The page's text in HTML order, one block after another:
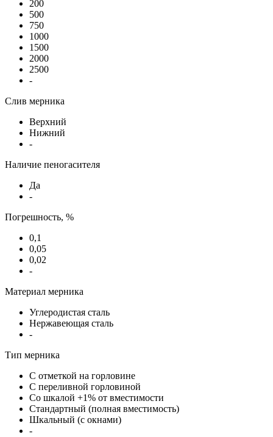
200
500
750
1000
1500
2000
2500
-
Слив мерника
Верхний
Нижний
-
Наличие пеногасителя
Да
-
Погрешность, %
0,1
0,05
0,02
-
Материал мерника
Углеродистая сталь
Нержавеющая сталь
-
Тип мерника
С отметкой на горловине
С переливной горловиной
Со шкалой +1% от вместимости
Стандартный (полная вместимость)
Шкальный (с окнами)
-